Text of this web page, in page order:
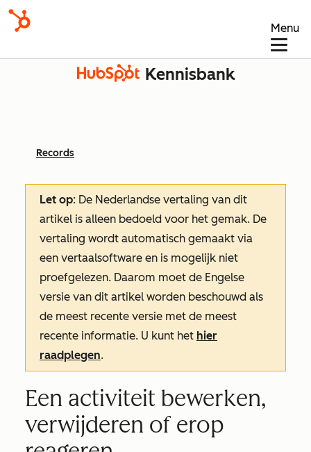
Menu
Kennisbank
Records
Let op: De Nederlandse vertaling van dit
artikel is alleen bedoeld voor het gemak. De
vertaling wordt automatisch gemaakt via
een vertaalsoftware en is mogelijk niet
proefgelezen. Daarom moet de Engelse
versie van dit artikel worden beschouwd als
de meest recente versie met de meest
recente informatie. U kunt het hier
raadplegen.
Een activiteit bewerken,
verwijderen of erop